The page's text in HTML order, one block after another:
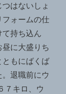
はないしょ
フォームの仕
て持ち込ん
に大盛りち
ともにばくば
退職前にウ
７キロ、ウ